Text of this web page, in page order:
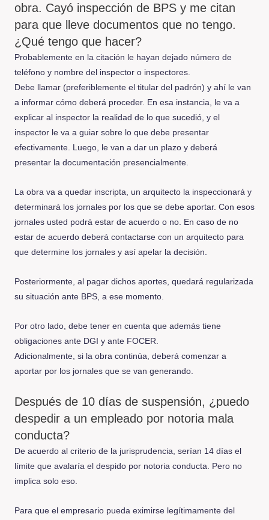
obra. Cayó inspección de BPS y me citan
para que lleve documentos que no tengo.
¿Qué tengo que hacer?
Probablemente en la citación le hayan dejado número de
teléfono y nombre del inspector o inspectores.
Debe llamar (preferiblemente el titular del padrón) y ahí le van
a informar cómo deberá proceder. En esa instancia, le va a
explicar al inspector la realidad de lo que sucedió, y el
inspector le va a guiar sobre lo que debe presentar
efectivamente. Luego, le van a dar un plazo y deberá
presentar la documentación presencialmente.
La obra va a quedar inscripta, un arquitecto la inspeccionará y
determinará los jornales por los que se debe aportar. Con esos
jornales usted podrá estar de acuerdo o no. En caso de no
estar de acuerdo deberá contactarse con un arquitecto para
que determine los jornales y así apelar la decisión.
Posteriormente, al pagar dichos aportes, quedará regularizada
su situación ante BPS, a ese momento.
Por otro lado, debe tener en cuenta que además tiene
obligaciones ante DGI y ante FOCER.
Adicionalmente, si la obra continúa, deberá comenzar a
aportar por los jornales que se van generando.
Después de 10 días de suspensión, ¿puedo
despedir a un empleado por notoria mala
conducta?
De acuerdo al criterio de la jurisprudencia, serían 14 días el
límite que avalaría el despido por notoria conducta. Pero no
implica solo eso.
Para que el empresario pueda eximirse legítimamente del